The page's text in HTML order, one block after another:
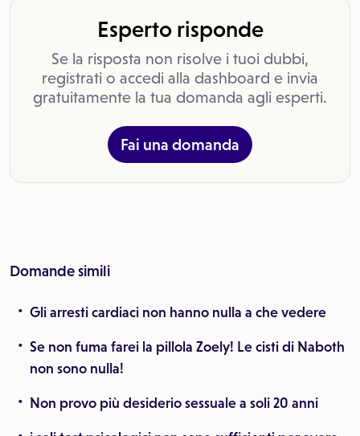
Esperto risponde
Se la risposta non risolve i tuoi dubbi,
registrati o accedi alla dashboard e invia
gratuitamente la tua domanda agli esperti.
Fai una domanda
Domande simili
Gli arresti cardiaci non hanno nulla a che vedere
Se non fuma farei la pillola Zoely! Le cisti di Naboth
non sono nulla!
Non provo più desiderio sessuale a soli 20 anni